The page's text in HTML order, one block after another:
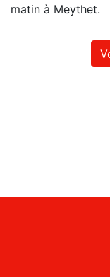
matin à Meythet.